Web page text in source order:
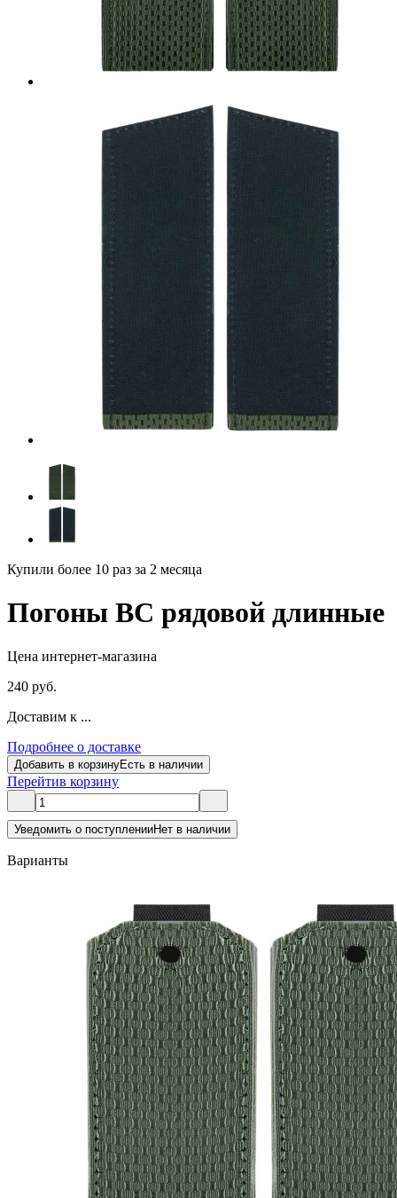
Купили более 10 раз за 2 месяца
Погоны ВС рядовой длинные
Цена интернет-магазина
240 руб.
Доставим к ...
Подробнее о доставке
Добавить в корзинуЕсть в наличии
Перейтив корзину
Уведомить о поступленииНет в наличии
Варианты